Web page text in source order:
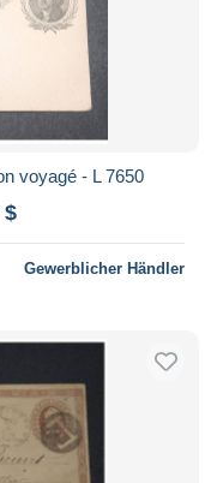
voyagé - L 7650
$
Gewerblicher Händler